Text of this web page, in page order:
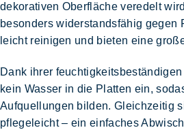
dekorativen Oberfläche veredelt
besonders widerstandsfähig gegen
leicht reinigen und bieten eine
Dank ihrer
kein Wasser in die Platten ein,
Aufquellungen bilden. Gleichzeitig
pflegeleicht– ein einfaches